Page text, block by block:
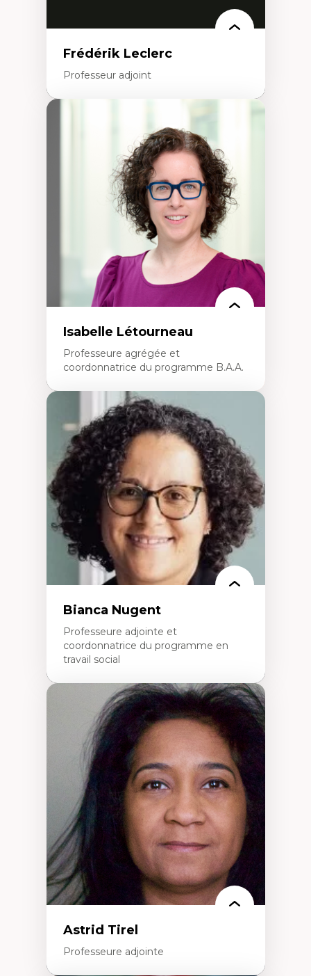
Frédérik Leclerc
Professeur adjoint
Théories et pratiques de l’urbanisme
Urbanisme durable
Histoire de l’urbanisme
Théories sur la
territorialité/territorialisation
Isabelle Létourneau
Professeure agrégée et
coordonnatrice du programme B.A.A.
Expertises
Conciliation travail-vie personnelle
Gestion des ressources humaines
(attraction et fidélisation de la main-
d’œuvre)
Responsabilité sociale des organisations
Interventions organisationnelles
Comportement organisationnel
(mobilisation au travail)
Recherche qualitative
Éthique des affaires
Bianca Nugent
Professeure adjointe et
coordonnatrice du programme en
travail social
Expertises
Travail social, action et justice sociale
Fondements de l’intervention et des
nouvelles pratiques en travail social et en
éducation inclusive
Minorités linguistiques, offre active et
francophonie plurielle en contexte
linguistique minoritaire
Études critiques sur le handicap, la
neurodiversité, l'agentivité et les injustices
épistémiques
Intersectionnalité et réalités 2SLGBTQ+
Méthodes d’interventions et approches
antiraciste, décoloniale, anti-oppressive
Approche interculturelle critique
Pair-aidance, proche aidance, famille
choisie et soutien mutuel
Intervention de groupe, communautaire,
Recherche participative avec, pour et avec
et centrée sur la primauté de la personne
Astrid Tirel
Professeure adjointe